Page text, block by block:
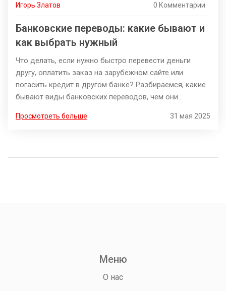
Игорь Златов 0 Комментарии
Банковские переводы: какие бывают и
как выбрать нужный
Что делать, если нужно быстро перевести деньги
другу, оплатить заказ на зарубежном сайте или
погасить кредит в другом банке? Разбираемся, какие
бывают виды банковских переводов, чем они
своей задачи. Узнаете о комиссии, скорости и
нужный вариант.
Просмотреть больше 31 мая 2025
Меню
О нас